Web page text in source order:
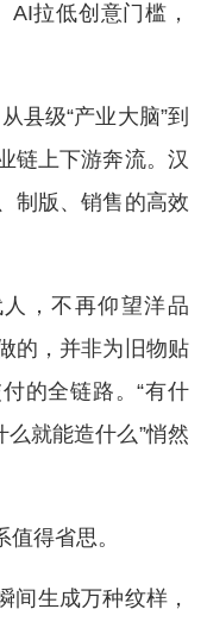
AI拉低创意门槛，
县级“产业大脑”到
链上下游奔流。汉
制版、销售的高效
，不再仰望洋品
的，并非为旧物贴
的全链路。“有什
么就能造什么”悄然
得省思。
间生成万种纹样，